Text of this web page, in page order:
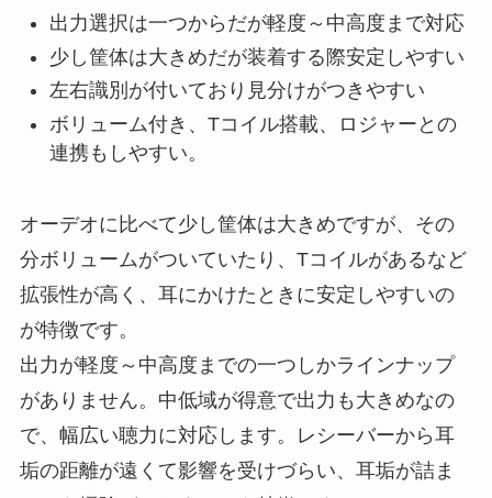
出力選択は一つからだが軽度～中高度まで対応
少し筐体は大きめだが装着する際安定しやすい
左右識別が付いており見分けがつきやすい
ボリューム付き、Tコイル搭載、ロジャーとの
連携もしやすい。
オーデオに比べて少し筐体は大きめですが、その
分ボリュームがついていたり、Tコイルがあるなど
拡張性が高く、耳にかけたときに安定しやすいの
が特徴です。
出力が軽度～中高度までの一つしかラインナップ
がありません。中低域が得意で出力も大きめなの
で、幅広い聴力に対応します。レシーバーから耳
垢の距離が遠くて影響を受けづらい、耳垢が詰ま